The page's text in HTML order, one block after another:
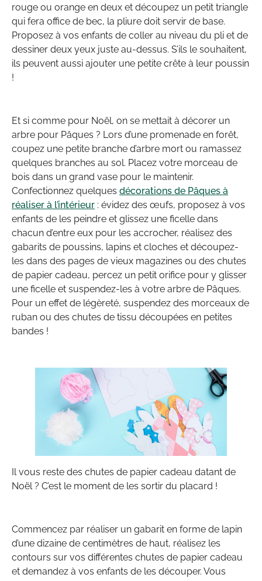
rouge ou orange en deux et découpez un petit triangle
qui fera office de bec, la pliure doit servir de base.
Proposez à vos enfants de coller au niveau du pli et de
dessiner deux yeux juste au-dessus. S’ils le souhaitent,
ils peuvent aussi ajouter une petite crête à leur poussin
!
Et si comme pour Noël, on se mettait à décorer un
arbre pour Pâques ? Lors d’une promenade en forêt,
coupez une petite branche d’arbre mort ou ramassez
quelques branches au sol. Placez votre morceau de
bois dans un grand vase pour le maintenir.
Confectionnez quelques décorations de Pâques à
réaliser à l’intérieur : évidez des œufs, proposez à vos
enfants de les peindre et glissez une ficelle dans
chacun d’entre eux pour les accrocher, réalisez des
gabarits de poussins, lapins et cloches et découpez-
les dans des pages de vieux magazines ou des chutes
de papier cadeau, percez un petit orifice pour y glisser
une ficelle et suspendez-les à votre arbre de Pâques.
Pour un effet de légèreté, suspendez des morceaux de
ruban ou des chutes de tissu découpées en petites
bandes !
Il vous reste des chutes de papier cadeau datant de
Noël ? C’est le moment de les sortir du placard !
Commencez par réaliser un gabarit en forme de lapin
d’une dizaine de centimètres de haut, réalisez les
contours sur vos différentes chutes de papier cadeau
et demandez à vos enfants de les découper. Vous